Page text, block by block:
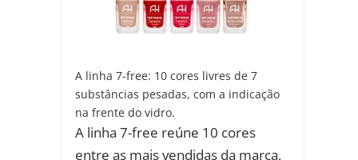
A linha 7-free: 10 cores livres de 7
substâncias pesadas, com a indicação
na frente do vidro.
A linha 7-free reúne 10 cores
entre as mais vendidas da marca,